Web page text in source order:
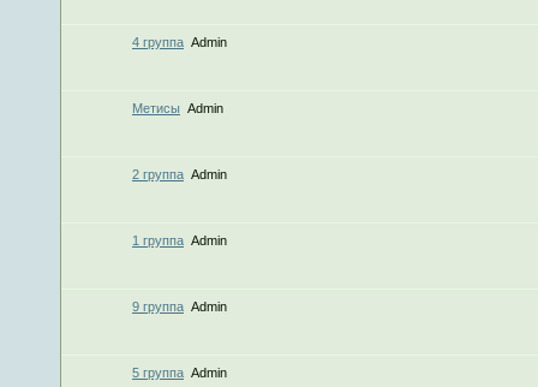
4 группа Admin
Метисы Admin
2 группа Admin
1 группа Admin
9 группа Admin
5 группа Admin